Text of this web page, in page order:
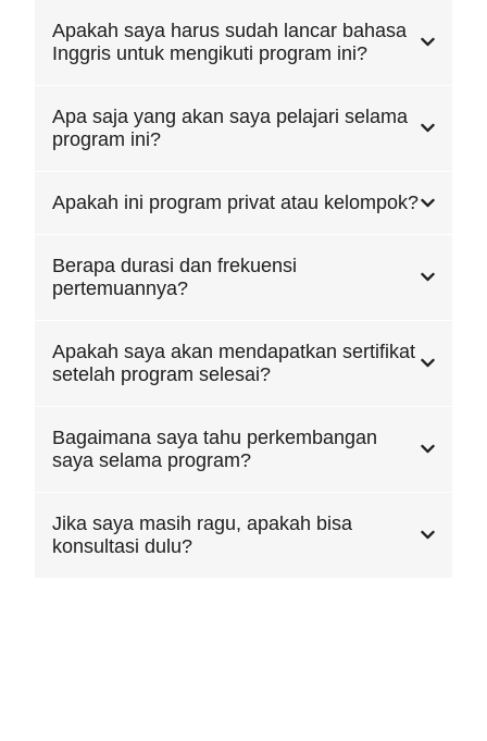
Apakah saya harus sudah lancar bahasa
Inggris untuk mengikuti program ini?
Apa saja yang akan saya pelajari selama
program ini?
Apakah ini program privat atau kelompok?
Berapa durasi dan frekuensi
pertemuannya?
Apakah saya akan mendapatkan sertifikat
setelah program selesai?
Bagaimana saya tahu perkembangan
saya selama program?
Jika saya masih ragu, apakah bisa
konsultasi dulu?